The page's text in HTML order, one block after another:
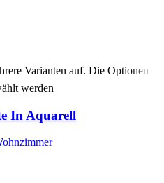
Varianten auf. Die Optionen
werden
In Aquarell